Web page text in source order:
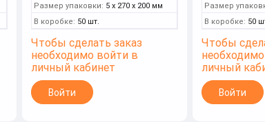
Размер упаковки: 5 x 270 x 200 мм
В коробке: 50 шт.
Чтобы сделать заказ
необходимо войти в
личный кабинет
Войти
Размер
В коробке: 50
Чтобы
личный
Войти